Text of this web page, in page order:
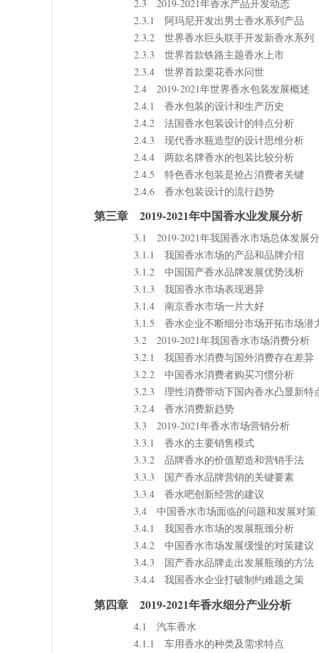
2.3 2019-2021年香水产品开发动态
2.3.1 阿玛尼开发出男士香水系列产品
2.3.2 世界香水巨头联手开发新香水系列
2.3.3 世界首款铁路主题香水上市
2.3.4 世界首款栗花香水问世
2.4 2019-2021年世界香水包装发展概述
2.4.1 香水包装的设计和生产历史
2.4.2 法国香水包装设计的特点分析
2.4.3 现代香水瓶造型的设计思维分析
2.4.4 两款名牌香水的包装比较分析
2.4.5 特色香水包装是抢占消费者关键
2.4.6 香水包装设计的流行趋势
第三章 2019-2021年中国香水业发展分析
3.1 2019-2021年我国香水市场总体发展
3.1.1 我国香水市场的产品和品牌介绍
3.1.2 中国国产香水品牌发展优势浅析
3.1.3 我国香水市场表现迥异
3.1.4 南京香水市场一片大好
3.1.5 香水企业不断细分市场开拓市场潜
3.2 2019-2021年我国香水市场消费分析
3.2.1 我国香水消费与国外消费存在差异
3.2.2 中国香水消费者购买习惯分析
3.2.3 理性消费带动下国内香水凸显新特
3.2.4 香水消费新趋势
3.3 2019-2021年香水市场营销分析
3.3.1 香水的主要销售模式
3.3.2 品牌香水的价值塑造和营销手法
3.3.3 国产香水品牌营销的关键要素
3.3.4 香水吧创新经营的建议
3.4 中国香水市场面临的问题和发展对策
3.4.1 我国香水市场的发展瓶颈分析
3.4.2 中国香水市场发展缓慢的对策建议
3.4.3 国产香水品牌走出发展瓶颈的方法
3.4.4 我国香水企业打破制约难题之策
第四章 2019-2021年香水细分产业分析
4.1 汽车香水
4.1.1 车用香水的种类及需求特点